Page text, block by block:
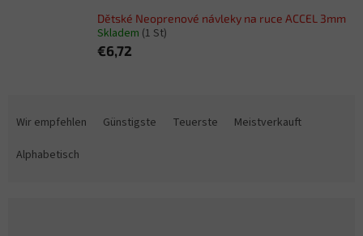
Dětské Neoprenové návleky na ruce ACCEL 3mm
Skladem (1 St)
€6,72
Wir empfehlen Günstigste Teuerste
Meistverkauft
Alphabetisch